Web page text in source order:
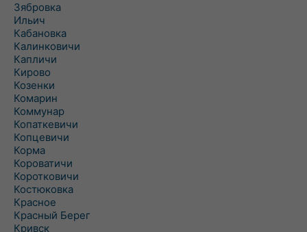
Зябровка
Ильич
Кабановка
Калинковичи
Капличи
Кирово
Козенки
Комарин
Коммунар
Копаткевичи
Копцевичи
Корма
Короватичи
Коротковичи
Костюковка
Красное
Красный Берег
Кривск